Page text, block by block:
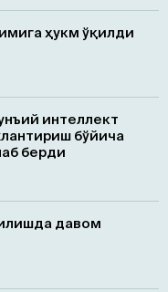
ҳукм ўқилди
интеллект
бўйича
берди
давом